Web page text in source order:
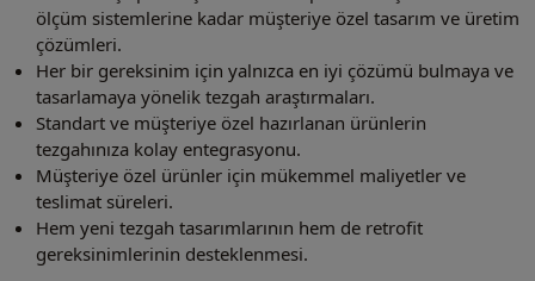
ölçüm sistemlerine kadar müşteriye özel tasarım ve üretim
çözümleri.
Her bir gereksinim için yalnızca en iyi çözümü bulmaya ve
tasarlamaya yönelik tezgah araştırmaları.
Standart ve müşteriye özel hazırlanan ürünlerin
tezgahınıza kolay entegrasyonu.
Müşteriye özel ürünler için mükemmel maliyetler ve
teslimat süreleri.
Hem yeni tezgah tasarımlarının hem de retrofit
gereksinimlerinin desteklenmesi.